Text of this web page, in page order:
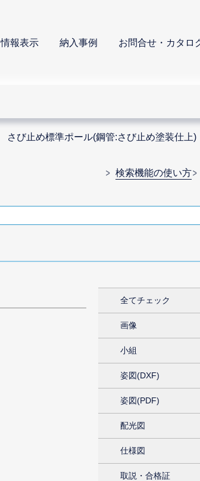
情報表示 納入事例 お問合せ・カタロ
さび止め標準ポール(鋼管:さび止め塗装仕上)
検索機能の使い方
全てチェック
画像
小組
姿図(DXF)
姿図(PDF)
配光図
仕様図
取説・合格証